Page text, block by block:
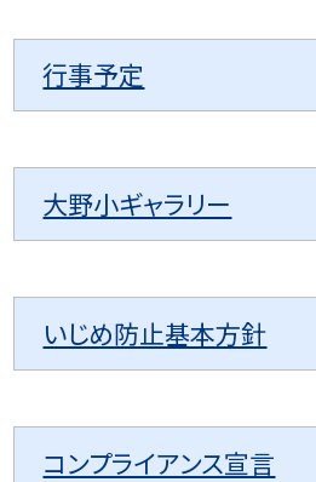
行事予定
大野小ギャラリー
いじめ防止基本方針
コンプライアンス宣言